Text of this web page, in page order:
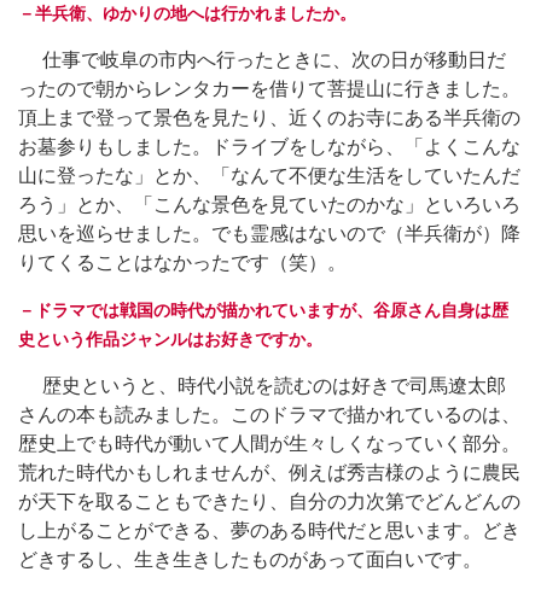
－半兵衛、ゆかりの地へは行かれましたか。
仕事で岐阜の市内へ行ったときに、次の日が移動日だ
ったので朝からレンタカーを借りて菩提山に行きました。
頂上まで登って景色を見たり、近くのお寺にある半兵衛の
お墓参りもしました。ドライブをしながら、「よくこんな
山に登ったな」とか、「なんて不便な生活をしていたんだ
ろう」とか、「こんな景色を見ていたのかな」といろいろ
思いを巡らせました。でも霊感はないので（半兵衛が）降
りてくることはなかったです（笑）。
－ドラマでは戦国の時代が描かれていますが、谷原さん自身は歴
史という作品ジャンルはお好きですか。
歴史というと、時代小説を読むのは好きで司馬遼太郎
さんの本も読みました。このドラマで描かれているのは、
歴史上でも時代が動いて人間が生々しくなっていく部分。
荒れた時代かもしれませんが、例えば秀吉様のように農民
が天下を取ることもできたり、自分の力次第でどんどんの
し上がることができる、夢のある時代だと思います。どき
どきするし、生き生きしたものがあって面白いです。